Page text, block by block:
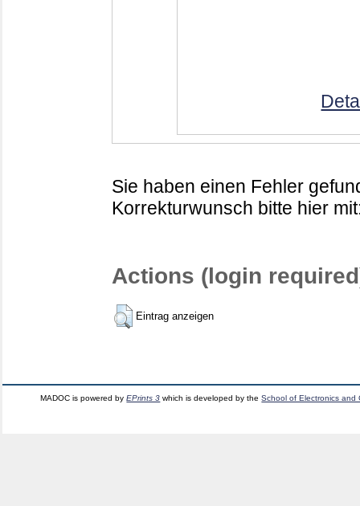
Sie haben einen Fehler
Korrekturwunsch bitte hier
Actions (login
Eintrag anzeigen
MADOC is powered byEPrints 3 which is developed by theSchool of Electronics and